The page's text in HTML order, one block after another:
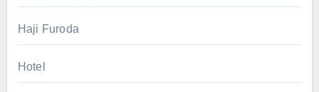
Haji Furoda
Hotel